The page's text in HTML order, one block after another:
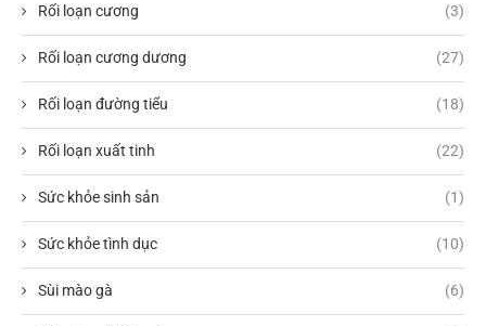
Rối loạn cương (3)
Rối loạn cương dương (27)
Rối loạn đường tiểu (18)
Rối loạn xuất tinh (22)
Sức khỏe sinh sản (1)
Sức khỏe tình dục (10)
Sùi mào gà (6)